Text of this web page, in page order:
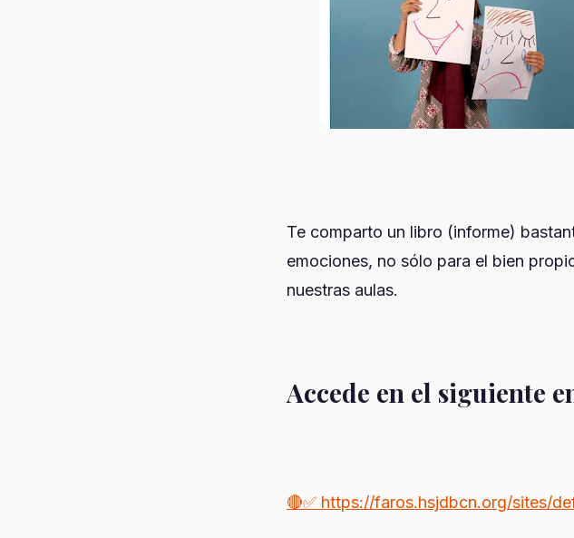
Te comparto un libro (informe)
emociones, no sólo para el bien
nuestras aulas.
Accede en el siguiente
🔴✅ https://faros.hsjdbcn.org/sites/